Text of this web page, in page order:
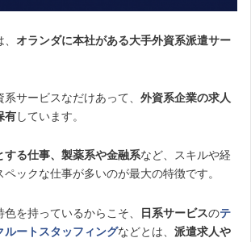
オランダに本社がある大手外資系派遣サー
サービスなだけあって、 外資系企業の求人
有しています。
する仕事、製薬系や金融系など、スキルや経
ックな仕事が多いのが最大の特徴です。
を持っているからこそ、 日系サービスのテ
ルートスタッフィングなどとは、 派遣求人や